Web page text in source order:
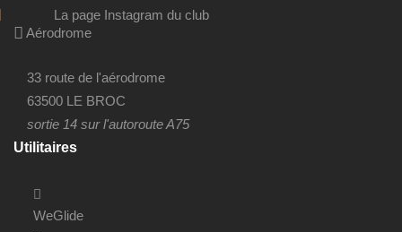
La page Instagram du club
Aérodrome
33 route de l'aérodrome
63500 LE BROC
sortie 14 sur l'autoroute A75
Utilitaires
WeGlide